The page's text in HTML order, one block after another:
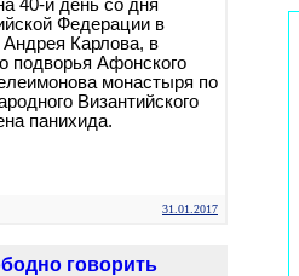
40-й день со дня
Федерации в
Карлова, в
подворья Афонского
монастыря по
Византийского
панихида.
31.01.2017
говорить